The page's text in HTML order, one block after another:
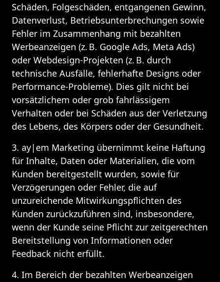
Schäden, Folgeschäden, entgangenen Gewinn,
Datenverlust, Betriebsunterbrechungen sowie
Fehler im Zusammenhang mit bezahlten
Werbeanzeigen (z. B. Google Ads, Meta Ads)
oder Webdesign-Projekten (z. B. durch
technische Ausfälle, fehlerhafte Designs oder
Performance-Probleme). Dies gilt nicht bei
vorsätzlichem oder grob fahrlässigem
Verhalten oder bei Schäden aus der Verletzung
des Lebens, des Körpers oder der Gesundheit.
3. ay|em Marketing übernimmt keine Haftung
für Inhalte, Daten oder Materialien, die vom
Kunden bereitgestellt wurden, sowie für
Verzögerungen oder Fehler, die auf
unzureichende Mitwirkungspflichten des
Kunden zurückzuführen sind, insbesondere,
wenn der Kunde seine Pflicht zur zeitgerechten
Bereitstellung von Informationen oder
Feedback nicht erfüllt.
4. Im Bereich der bezahlten Werbeanzeigen